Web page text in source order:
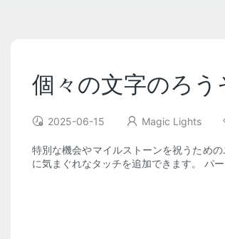
個々の文字のろ
2025-06-15 Magic Lights
特別な機会やマイルストーンを祝うため
に気まぐれなタッチを追加できます。 パ